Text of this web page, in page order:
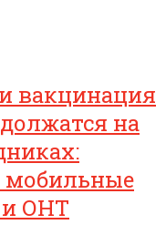
вакцинация
на
мобильные
ОНТ